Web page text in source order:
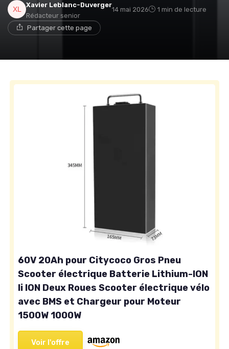
Xavier Leblanc-Duverger
Rédacteur senior
14 mai 2026 1 min de lecture
Partager cette page
60V 20Ah pour Citycoco Gros Pneu
Scooter électrique Batterie Lithium-ION
li ION Deux Roues Scooter électrique vélo
avec BMS et Chargeur pour Moteur
1500W 1000W
Voir l'offre